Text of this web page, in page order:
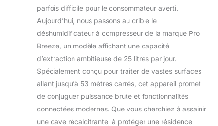
parfois difficile pour le consommateur averti.
Aujourd’hui, nous passons au crible le
déshumidificateur à compresseur de la marque Pro
Breeze, un modèle affichant une capacité
d’extraction ambitieuse de 25 litres par jour.
Spécialement conçu pour traiter de vastes surfaces
allant jusqu’à 53 mètres carrés, cet appareil promet
de conjuguer puissance brute et fonctionnalités
connectées modernes. Que vous cherchiez à assainir
une cave récalcitrante, à protéger une résidence